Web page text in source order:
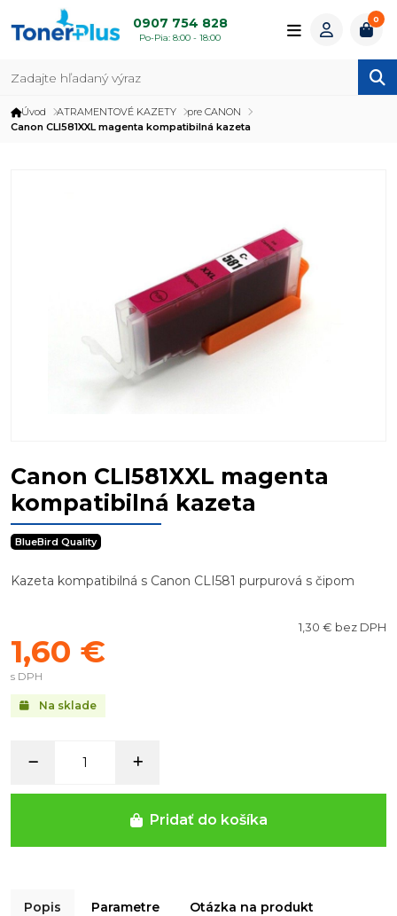
0907 754 828
Po-Pia: 8:00 - 18:00
0
Úvod ATRAMENTOVÉ KAZETY
pre CANON
Canon CLI581XXL magenta kompatibilná kazeta
Canon CLI581XXL magenta
kompatibilná kazeta
BlueBird Quality
Kazeta kompatibilná s Canon CLI581 purpurová s čipom
Na sklade
1,30 € bez DPH
1,60 €
s DPH
Pridať do košíka
Popis Parametre Otázka na produkt